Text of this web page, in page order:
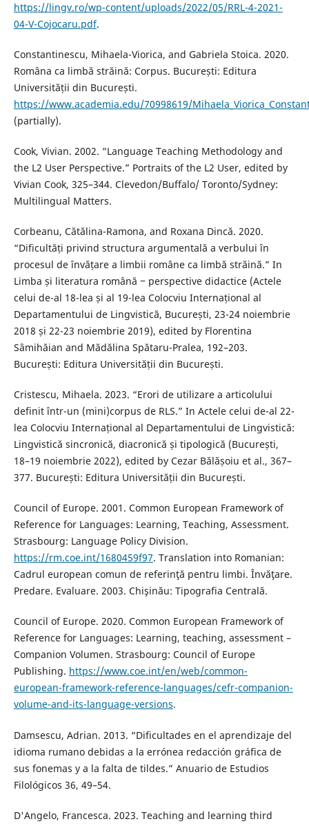
https://lingv.ro/wp-content/uploads/2022/05/RRL-4-2021-
04-V-Cojocaru.pdf.
Constantinescu, Mihaela-Viorica, and Gabriela Stoica. 2020.
Româna ca limbă străină: Corpus. București: Editura
Universității din București.
https://www.academia.edu/70998619/
(partially).
Cook, Vivian. 2002. “Language Teaching Methodology and
the L2 User Perspective.” Portraits of the L2 User, edited by
Vivian Cook, 325–344. Clevedon/Buffalo/ Toronto/Sydney:
Multilingual Matters.
Corbeanu, Cătălina-Ramona, and Roxana Dincă. 2020.
“Dificultăți privind structura argumentală a verbului în
procesul de învățare a limbii române ca limbă străină.” In
Limba și literatura română ‒ perspective didactice (Actele
celui de-al 18-lea și al 19-lea Colocviu Internațional al
Departamentului de Lingvistică, București, 23-24 noiembrie
2018 și 22-23 noiembrie 2019), edited by Florentina
Sâmihăian and Mădălina Spătaru-Pralea, 192–203.
București: Editura Universității din București.
Cristescu, Mihaela. 2023. “Erori de utilizare a articolului
definit într-un (mini)corpus de RLS.” In Actele celui de-al 22-
lea Colocviu Internațional al Departamentului de Lingvistică:
Lingvistică sincronică, diacronică și tipologică (București,
18–19 noiembrie 2022), edited by Cezar Bălășoiu et al., 367–
377. București: Editura Universității din București.
Council of Europe. 2001. Common European Framework of
Reference for Languages: Learning, Teaching, Assessment.
Strasbourg: Language Policy Division.
https://rm.coe.int/1680459f97. Translation into Romanian:
Cadrul european comun de referinţă pentru limbi. Învăţare.
Predare. Evaluare. 2003. Chişinău: Tipografia Centrală.
Council of Europe. 2020. Common European Framework of
Reference for Languages: Learning, teaching, assessment –
Companion Volumen. Strasbourg: Council of Europe
Publishing. https://www.coe.int/en/web/common-
european-framework-reference-languages/cefr-companion-
volume-and-its-language-versions.
Damsescu, Adrian. 2013. “Dificultades en el aprendizaje del
idioma rumano debidas a la errónea redacción gráfica de
sus fonemas y a la falta de tildes.” Anuario de Estudios
Filológicos 36, 49–54.
D'Angelo, Francesca. 2023. Teaching and learning third